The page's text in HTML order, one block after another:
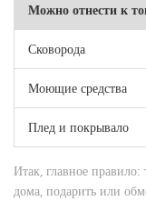
Можно отнести к
Сковорода
Моющие средства
Плед и покрывало
Итак, главное правило:
дома, подарить или